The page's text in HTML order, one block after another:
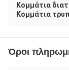
Κομμάτια
Κομμάτια
Όροι